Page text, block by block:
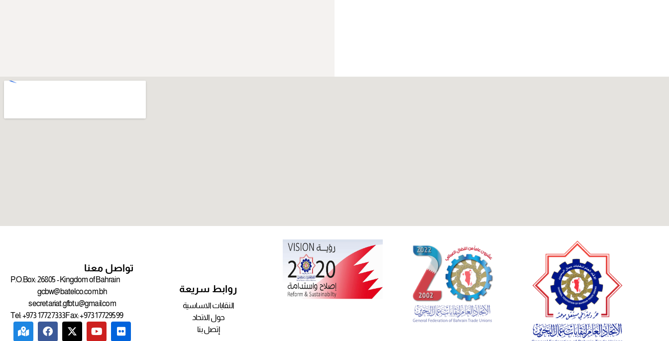
تواصل معنا
P.O.Box: 26805 - Kingdom of Bahrain
gcbw@batelco.com.bh
secretariat.gfbtu@gmail.com
Tel: +973 17727333Fax: +973 17729599
روابط سريعة
النقابات الاساسية
حول الاتحاد
إتصل بنا